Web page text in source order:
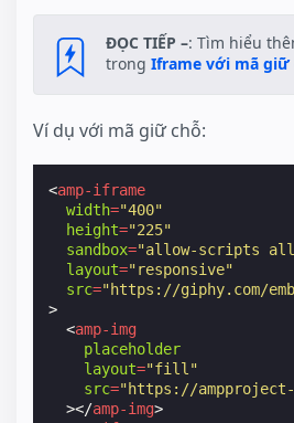
ĐỌC TIẾP –: Tìm hiểu
trong Iframe với mã giữ
Ví dụ với mã giữ chỗ:
<amp-iframe
width="400"
height="225"
sandbox="allow-scripts
layout="responsive"
src="https://giphy.com/
>
<amp-img
placeholder
layout="fill"
src="https://
></amp-img>